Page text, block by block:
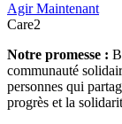
Agir Maintenant
Care2
Notre promesse :
communauté
personnes qui
progrès et la